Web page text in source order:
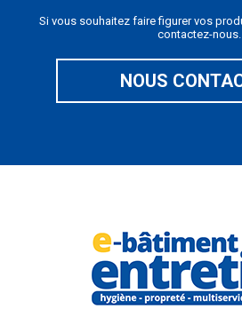
Si vous souhaitez faire figurer vos
contactez-nous.
NOUS